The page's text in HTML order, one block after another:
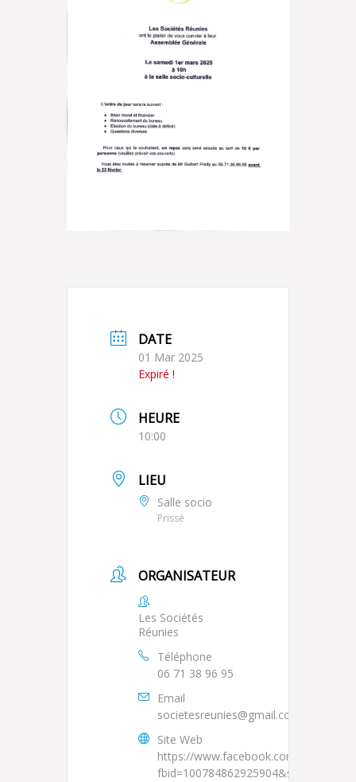
DATE
01 Mar 2025
Expiré !
HEURE
10:00
LIEU
Salle socio
Prissé
ORGANISATEUR
Les Sociétés
Réunies
Téléphone
06 71 38 96 95
Email
societesreunies@gmail.com
Site Web
https://www.facebook.com/photo/?